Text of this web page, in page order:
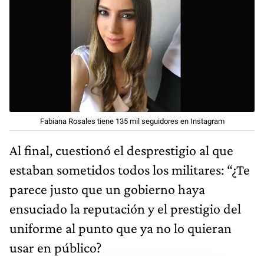
Fabiana Rosales tiene 135 mil seguidores en Instagram
Al final, cuestionó el desprestigio al que
estaban sometidos todos los militares: “¿Te
parece justo que un gobierno haya
ensuciado la reputación y el prestigio del
uniforme al punto que ya no lo quieran
usar en público?